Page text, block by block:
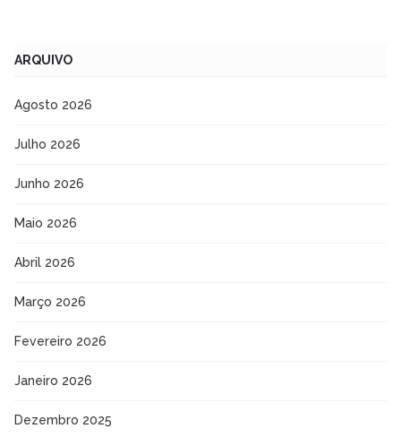
ARQUIVO
Agosto 2026
Julho 2026
Junho 2026
Maio 2026
Abril 2026
Março 2026
Fevereiro 2026
Janeiro 2026
Dezembro 2025